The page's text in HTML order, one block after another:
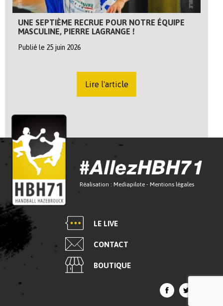
UNE SEPTIÈME RECRUE POUR NOTRE ÉQUIPE
MASCULINE, PIERRE LAGRANGE !
Publié le 25 juin 2026
Lire l'article
Réalisation : Mediapilote - Mentions légales
LE LIVE
CONTACT
BOUTIQUE